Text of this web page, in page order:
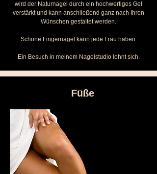
wird der Naturnagel durch ein hochwertiges Gel
verstärkt und kann anschließend ganz nach Ihren
Wünschen gestaltet werden.
Schöne Fingernägel kann jede Frau haben.
Ein Besuch in meinem Nagelstudio lohnt sich.
Füße